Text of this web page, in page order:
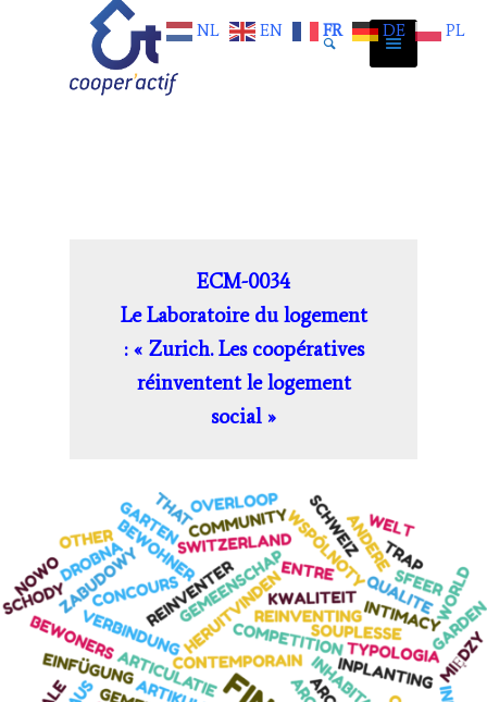
ECM-0034
Le Laboratoire du logement
: « Zurich. Les coopératives
réinventent le logement
social »
NL EN FR DE PL